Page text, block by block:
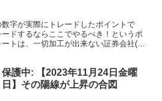
字が実際にトレードしたポイントで
ドするならここでやるべき！というポ
トは、一切加工が出来ない証券会社(取
保護中: 【2023年11月24日金曜
日】その陽線が上昇の合図